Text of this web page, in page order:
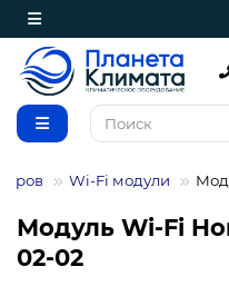
Wi-Fi модули
Модуль Wi-Fi
02-02